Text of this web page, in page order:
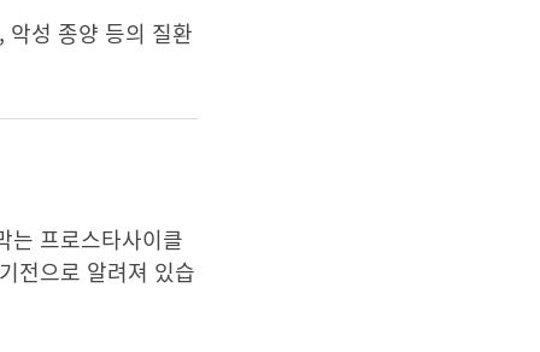
악성 종양 등의 질환
는 프로스타사이클
전으로 알려져 있습